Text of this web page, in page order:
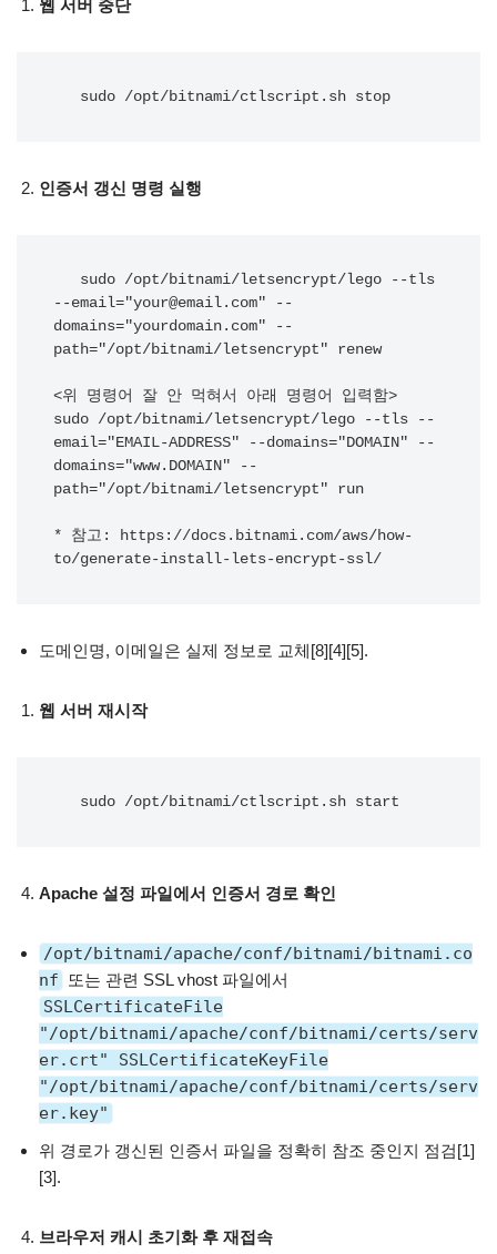
웹 서버 중단
   sudo /opt/bitnami/ctlscript.sh stop
인증서 갱신 명령 실행
--email="your@email.com" --
domains="yourdomain.com" --
path="/opt/bitnami/letsencrypt" renew
<위 명령어 잘 안 먹혀서 아래 명령어 입력함>
sudo /opt/bitnami/letsencrypt/lego --tls --
email="EMAIL-ADDRESS" --domains="DOMAIN" --
domains="www.DOMAIN" --
path="/opt/bitnami/letsencrypt" run
* 참고: https://docs.bitnami.com/aws/how-
도메인명, 이메일은 실제 정보로 교체[8][4][5].
웹 서버 재시작
   sudo /opt/bitnami/ctlscript.sh start
Apache 설정 파일에서 인증서 경로 확인
/opt/bitnami/apache/conf/bitnami/bitnami.co
nf
또는 관련 SSL vhost 파일에서
SSLCertificateFile
"/opt/bitnami/apache/conf/bitnami/certs/serv
er.crt" SSLCertificateKeyFile
"/opt/bitnami/apache/conf/bitnami/certs/serv
er.key"
위 경로가 갱신된 인증서 파일을 정확히 참조 중인지 점검[1]
[3].
브라우저 캐시 초기화 후 재접속